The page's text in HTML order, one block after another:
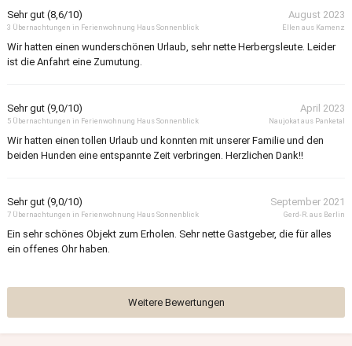
Sehr gut (8,6/10) August 2023
3 Übernachtungen in Ferienwohnung Haus Sonnenblick Ellen aus Kamenz
Wir hatten einen wunderschönen Urlaub, sehr nette Herbergsleute. Leider
ist die Anfahrt eine Zumutung.
Sehr gut (9,0/10) April 2023
5 Übernachtungen in Ferienwohnung Haus Sonnenblick Naujokat aus Panketal
Wir hatten einen tollen Urlaub und konnten mit unserer Familie und den
beiden Hunden eine entspannte Zeit verbringen. Herzlichen Dank!!
Sehr gut (9,0/10) September 2021
7 Übernachtungen in Ferienwohnung Haus Sonnenblick Gerd-R. aus Berlin
Ein sehr schönes Objekt zum Erholen. Sehr nette Gastgeber, die für alles
ein offenes Ohr haben.
Weitere Bewertungen